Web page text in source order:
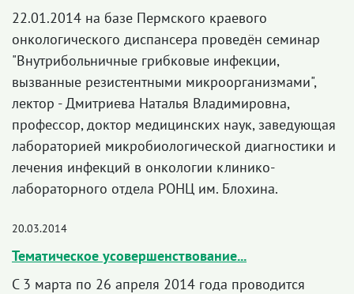
22.01.2014 на базе Пермского краевого
онкологического диспансера проведён семинар
"Внутрибольничные грибковые инфекции,
вызванные резистентными микроорганизмами",
лектор - Дмитриева Наталья Владимировна,
профессор, доктор медицинских наук, заведующая
лабораторией микробиологической диагностики и
лечения инфекций в онкологии клинико-
лабораторного отдела РОНЦ им. Блохина.
20.03.2014
Тематическое усовершенствование...
С 3 марта по 26 апреля 2014 года проводится